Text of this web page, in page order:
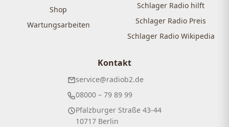
Shop
Wartungsarbeiten
Schlager Radio hilft
Schlager Radio Preis
Schlager Radio Wikipedia
Kontakt
service@radiob2.de
08000 – 79 89 99
Pfalzburger Straße 43-44
10717 Berlin